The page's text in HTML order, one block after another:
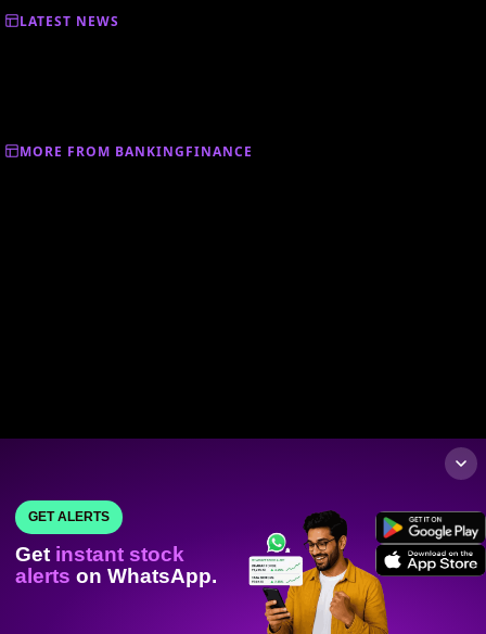
LATEST NEWS
MORE FROM BANKINGFINANCE
GET ALERTS
Get instant stock
alerts on WhatsApp.